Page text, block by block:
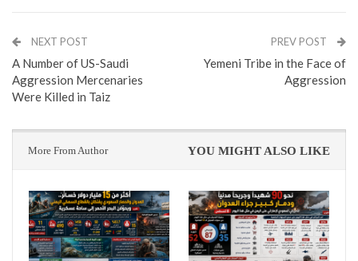
Yemeni Tribe in the Face of
Aggression
NEXT POST
A Number of US-Saudi
Aggression Mercenaries
Were Killed in Taiz
YOU MIGHT ALSO LIKE
More From Author